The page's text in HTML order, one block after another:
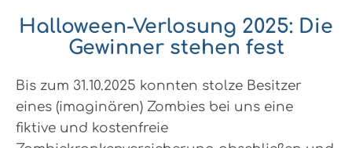
Halloween-Verlosung 2025: Die
Gewinner stehen fest
Bis zum 31.10.2025 konnten stolze Besitzer
eines (imaginären) Zombies bei uns eine
fiktive und kostenfreie